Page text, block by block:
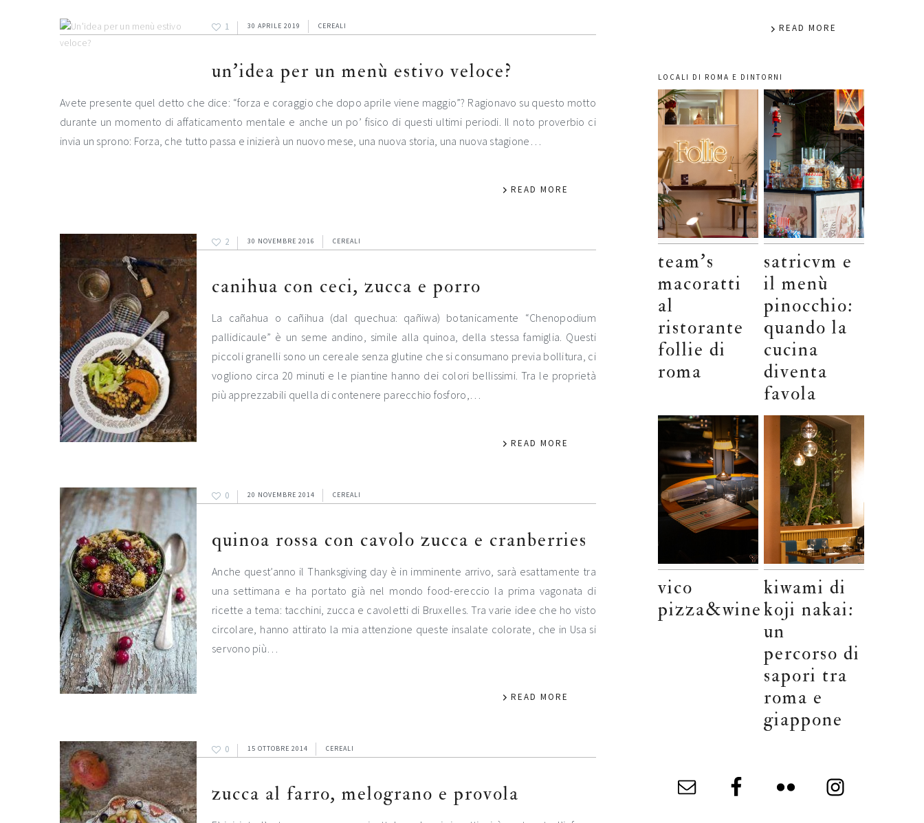
1 30 APRILE 2019 CEREALI
un’idea per un menù estivo veloce?
Avete presente quel detto che dice: “forza e coraggio che dopo aprile viene maggio”? Ragionavo su questo motto
durante un momento di affaticamento mentale e anche un po’ fisico di questi ultimi periodi. Il noto proverbio ci
invia un sprono: Forza, che tutto passa e inizierà un nuovo mese, una nuova storia, una nuova stagione…
READ MORE
2 30 NOVEMBRE 2016 CEREALI
canihua con ceci, zucca e porro
La cañahua o cañihua (dal quechua: qañiwa) botanicamente “Chenopodium
pallidicaule” è un seme andino, simile alla quinoa, della stessa famiglia. Questi
piccoli granelli sono un cereale senza glutine che si consumano previa bollitura, ci
vogliono circa 20 minuti e le piantine hanno dei colori bellissimi. Tra le proprietà
più apprezzabili quella di contenere parecchio fosforo,…
READ MORE
0 20 NOVEMBRE 2014 CEREALI
quinoa rossa con cavolo zucca e cranberries
Anche quest’anno il Thanksgiving day è in imminente arrivo, sarà esattamente tra
una settimana e ha portato già nel mondo food-ereccio la prima vagonata di
ricette a tema: tacchini, zucca e cavoletti di Bruxelles. Tra varie idee che ho visto
circolare, hanno attirato la mia attenzione queste insalate colorate, che in Usa si
servono più…
READ MORE
0 15 OTTOBRE 2014 CEREALI
zucca al farro, melograno e provola
READ MORE
LOCALI DI ROMA E DINTORNI
team’s
macoratti
al
ristorante
follie di
roma
satricvm e
il menù
pinocchio:
quando la
cucina
diventa
favola
vico
pizza&wine
kiwami di
koji nakai:
un
percorso di
sapori tra
roma e
giappone